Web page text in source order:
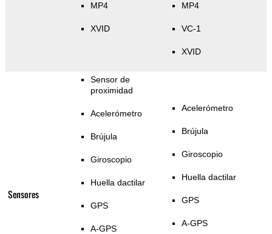
MP4
XVID
MP4
VC-1
XVID
Sensores
Sensor de
proximidad
Acelerómetro
Brújula
Giroscopio
Huella dactilar
GPS
A-GPS
Acelerómetro
Brújula
Giroscopio
Huella dactilar
GPS
A-GPS